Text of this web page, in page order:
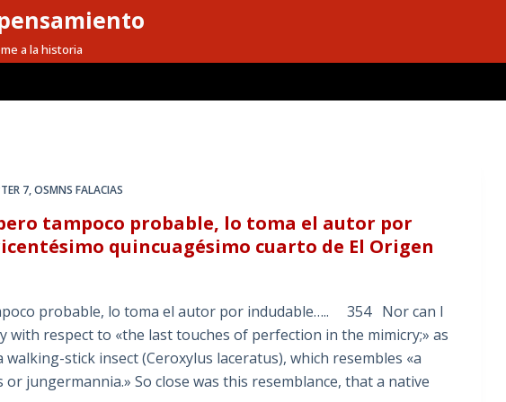
a la historia
7,OSMNS FALACIAS
tampoco probable, lo toma el autor por
quincuagésimo cuarto de El Origen
probable, lo toma el autor por indudable….. 354 Nor can I
with respect to «the last touches of perfection in the mimicry;» as
walking-stick insect (Ceroxylus laceratus), which resembles «a
jungermannia.» So close was this resemblance, that a native